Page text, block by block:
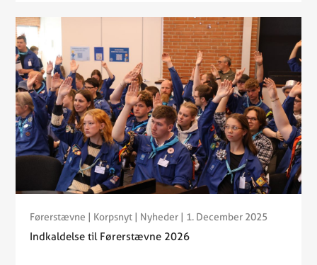
Førerstævne Korpsnyt Nyheder | 1. December 2025
Indkaldelse til Førerstævne 2026